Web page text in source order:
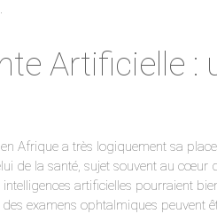
Artificielle
en Afrique a très logiquement sa
de la santé, sujet souvent au cœur
artificielles pourraient
examens ophtalmiques peuvent